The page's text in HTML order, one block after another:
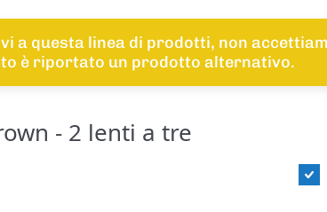
a questa linea di prodotti, non
è riportato un prodotto alternativo.
- 2 lenti a tre